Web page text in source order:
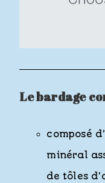
Le bardage
composé
minéral
de tôles